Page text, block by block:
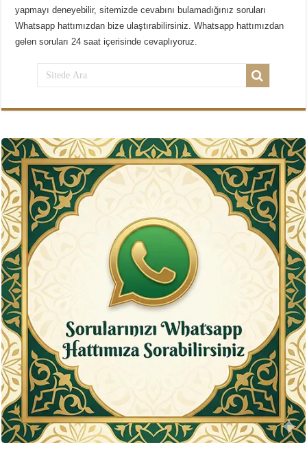
yapmayı deneyebilir, sitemizde cevabını bulamadığınız soruları
Whatsapp hattımızdan bize ulaştırabilirsiniz. Whatsapp hattımızdan
gelen soruları 24 saat içerisinde cevaplıyoruz.